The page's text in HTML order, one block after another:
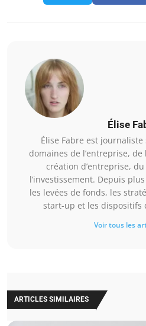
Élise
Élise Fabre est
domaines de l’entreprise,
création d’entreprise,
l’investissement. Depuis
les levées de fonds, les
start-up et les dispositifs
Voir tous les
ARTICLES SIMILAIRES